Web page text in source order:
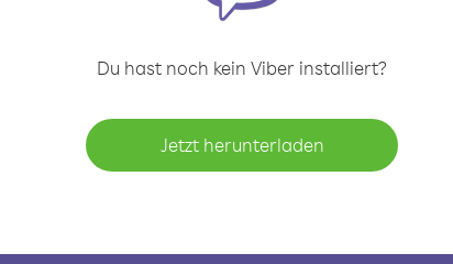
Du hast noch kein Viber installiert?
Jetzt herunterladen